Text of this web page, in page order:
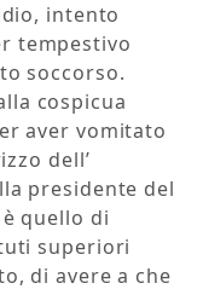
intento
tempestivo
soccorso.
cospicua
aver vomitato
dell’
presidente del
quello di
superiori
di avere a che